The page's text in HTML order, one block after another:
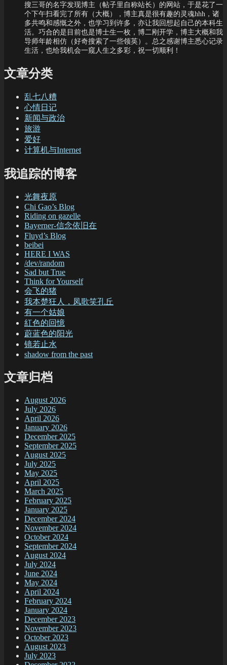
搜三哥的名字发现博主（帖子里自称站长）的网站，于是花了一
个下午扫看完了所有（大概），博主真是很有趣的灵魂hhh，诸
多共鸣和感慨之外，也学习到许多，亦让我回想起自己的本科生
活。巧合的是目前也是博士生一枚，博二刚开学，博主大概和我
导师年龄相仿（好奇搜索了一些领英）。总之感谢博主悉心记录
生活，也给我机会一窥人生之多彩，祝一切顺利！
文章分类
乱七八糟
心情日记
新闻与政治
旅游
爱好
计算机与Internet
我追踪的博客
光舞夜原
Chi Gao’s Blog
Riding on gazelle
Bayerner-信念依旧在
Fluyd’s Blog
beibei
HERE I WAS
/dev/random
Sad but True
Think for Yourself
会飞的猪
我本楚狂人，凤歌笑孔丘
有一个姑娘
紅色的回憶
蔚蓝色的阳光
镜若止水
shadow from the past
文章归档
August 2026
July 2026
April 2026
January 2026
December 2025
September 2025
August 2025
July 2025
May 2025
April 2025
March 2025
February 2025
January 2025
December 2024
November 2024
October 2024
September 2024
August 2024
July 2024
June 2024
May 2024
April 2024
February 2024
January 2024
December 2023
November 2023
October 2023
August 2023
July 2023